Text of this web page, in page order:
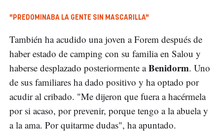
"PREDOMINABA LA GENTE SIN MASCARILLA"
También ha acudido una joven a Forem después de
haber estado de camping con su familia en Salou y
haberse desplazado posteriormente aBenidorm. Uno
de sus familiares ha dado positivo y ha optado por
acudir al cribado. "Me dijeron que fuera a hacérmela
por si acaso, por prevenir, porque tengo a la abuela y
a la ama. Por quitarme dudas", ha apuntado.